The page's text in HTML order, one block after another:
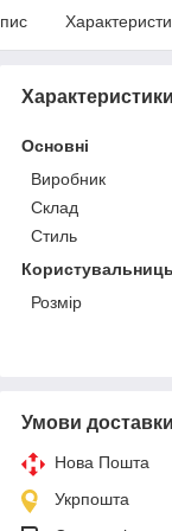
Характеристики
Основні
Виробник
Склад
Стиль
Розмір
Умови доставки
Нова Пошта
Укрпошта